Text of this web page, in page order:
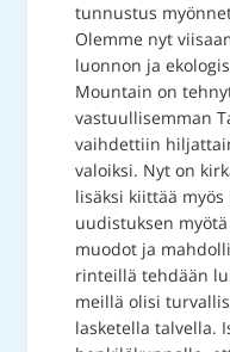
tunnustus
Olemme nyt
luonnon ja
Mountain on
vastuullisemman
vaihdettiin
valoiksi. Nyt on
lisäksi kiittää
uudistuksen
muodot ja
rinteillä tehdään
meillä olisi
lasketella talvella.